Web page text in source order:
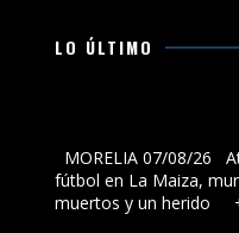
LO ÚLTIMO
MORELIA 07/08/26
fútbol en La Maiza,
muertos y un herido